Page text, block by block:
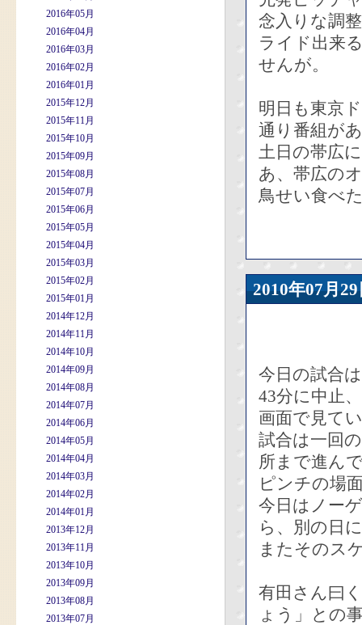
2016年05月
2016年04月
2016年03月
2016年02月
2016年01月
2015年12月
2015年11月
2015年10月
2015年09月
2015年08月
2015年07月
2015年06月
2015年05月
2015年04月
2015年03月
2015年02月
2015年01月
2014年12月
2014年11月
2014年10月
2014年09月
2014年08月
2014年07月
2014年06月
2014年05月
2014年04月
2014年03月
2014年02月
2014年01月
2013年12月
2013年11月
2013年10月
2013年09月
2013年08月
2013年07月
念入りな調
ライド出来
せんが。
明日も東京
通り番組が
土日の帯広
あ、帯広の
鳥せい食べ
2010年07
今日の試合
43分に中止
画面で見て
試合は一回
所まで進ん
ピンチの場
今日はノー
ら、別の日
またそのス
有田さん曰
ょう」との